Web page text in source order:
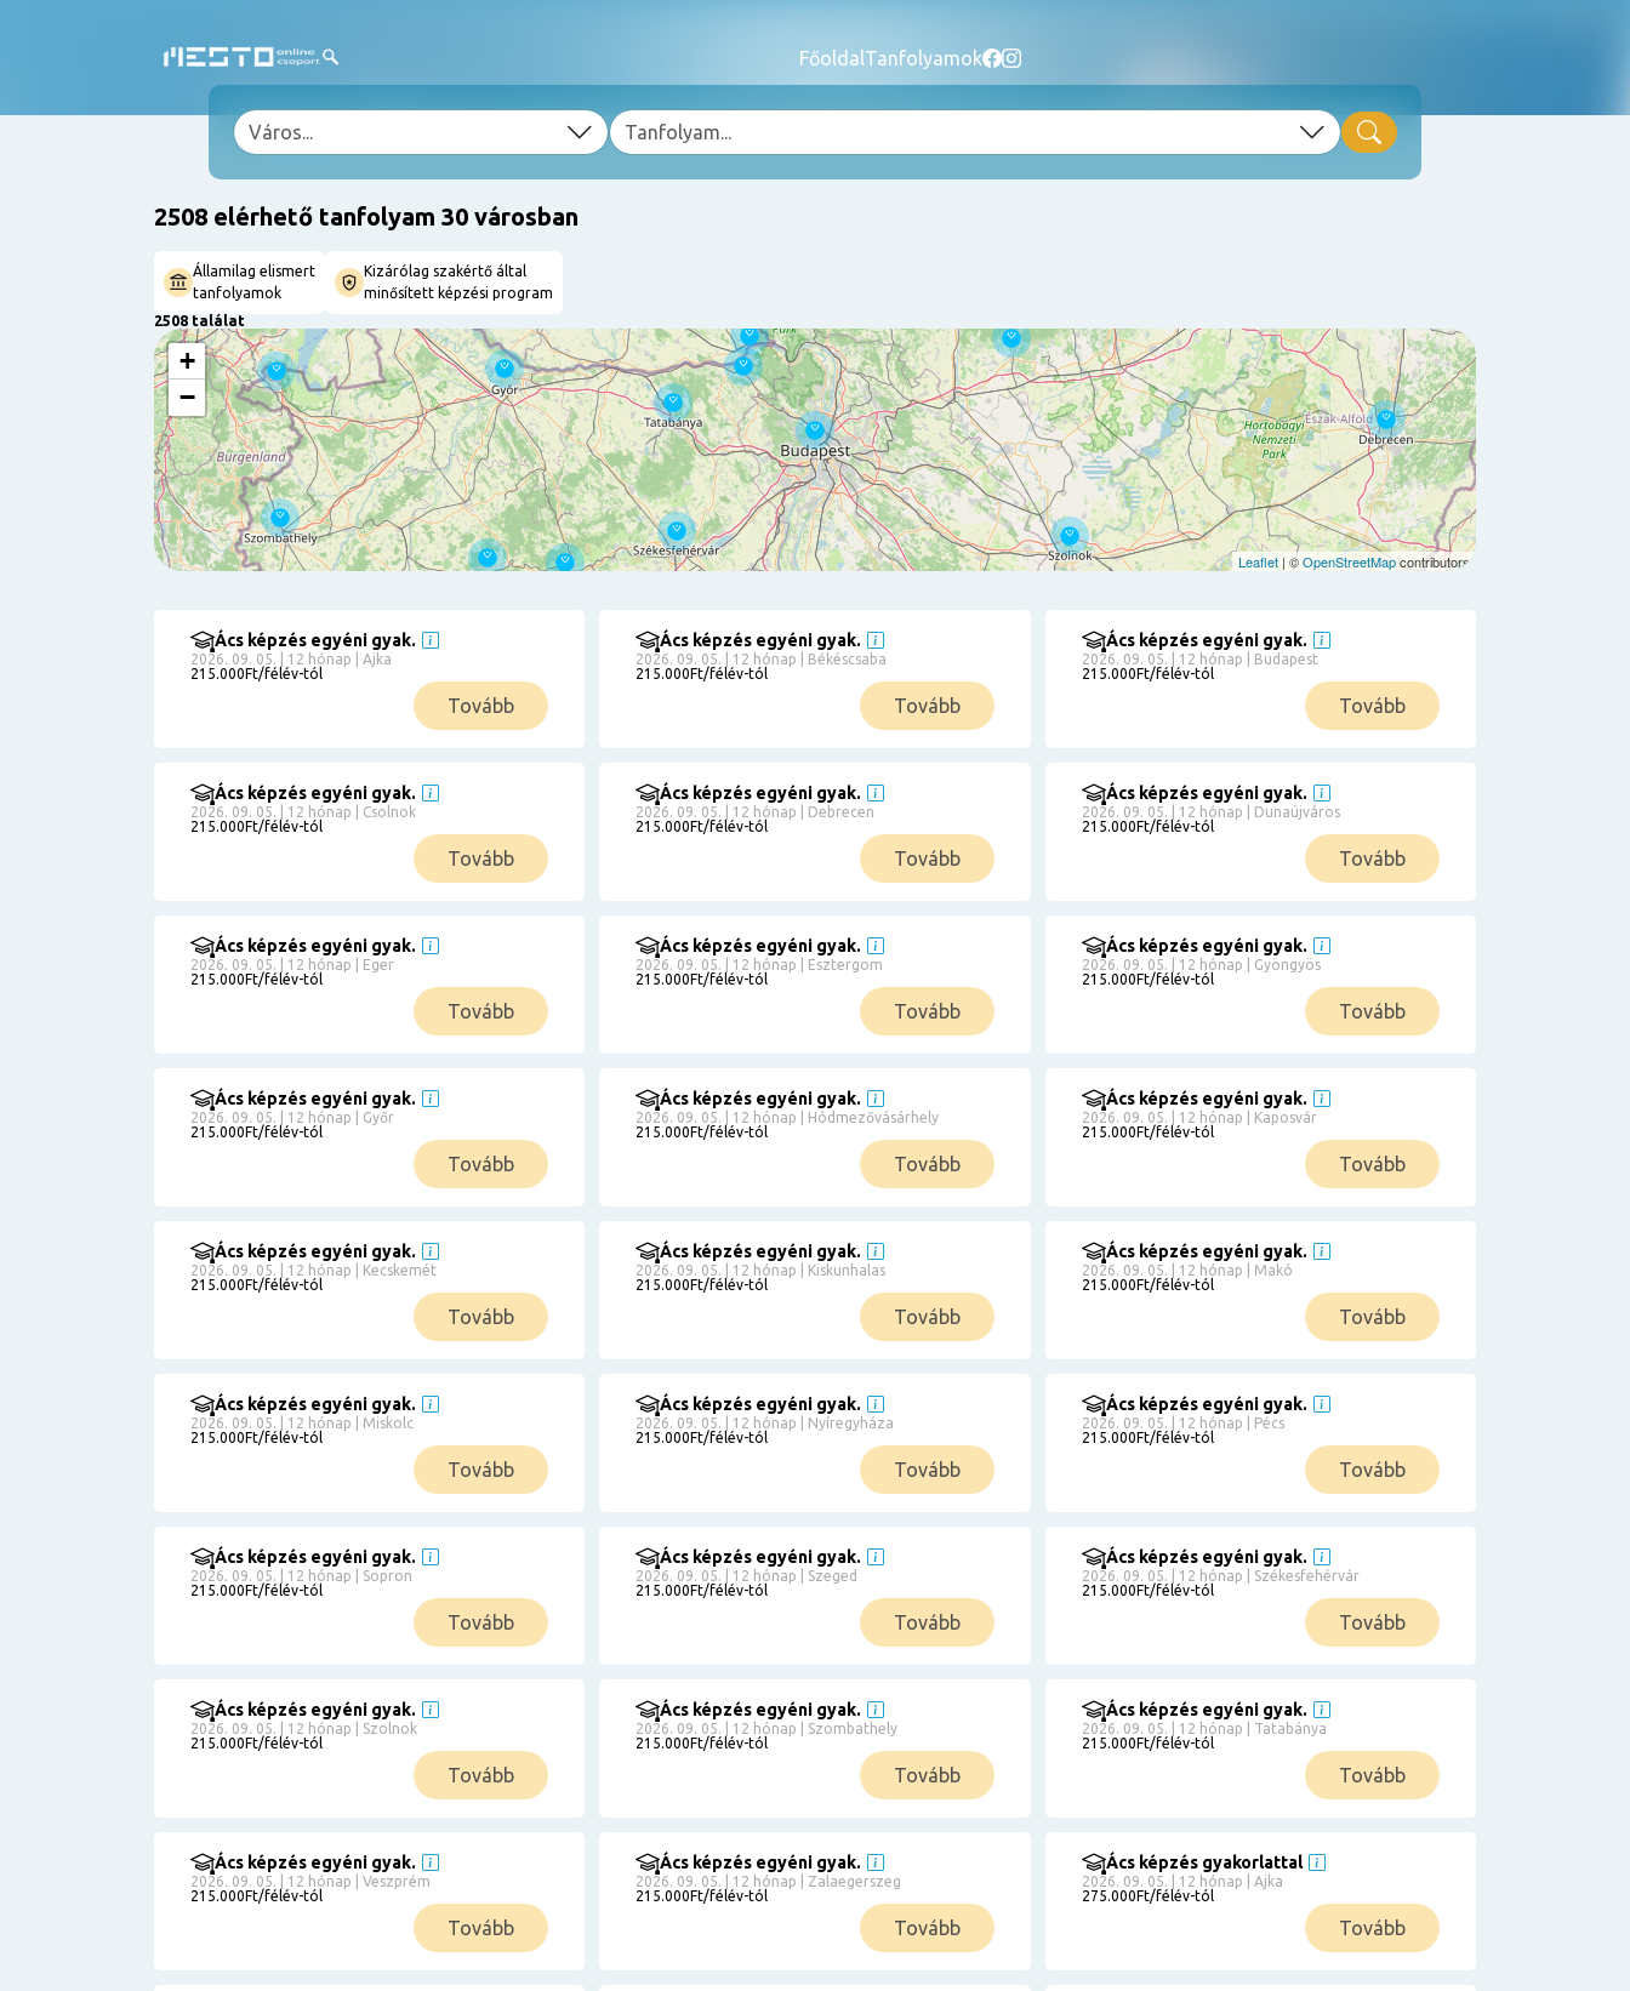
Főoldal Tanfolyamok
2508 elérhető tanfolyam 30 városban
Államilag elismert
tanfolyamok
Kizárólag szakértő által
minősített képzési program
2508 találat
+
−
Leaflet | ©OpenStreetMapcontributors
Szűrés
Érettségi
Részletfizetéssel
Ács képzés egyéni gyak.
2026. 09. 05. | 12 hónap | Ajka
215.000Ft/félév-tól
Tovább
Ács képzés egyéni gyak.
2026. 09. 05. | 12 hónap | Békéscsaba
215.000Ft/félév-tól
Tovább
Ács képzés egyéni gyak.
2026. 09. 05. | 12 hónap | Budapest
215.000Ft/félév-tól
Tovább
Ács képzés egyéni gyak.
2026. 09. 05. | 12 hónap | Csolnok
215.000Ft/félév-tól
Tovább
Ács képzés egyéni gyak.
2026. 09. 05. | 12 hónap | Debrecen
215.000Ft/félév-tól
Tovább
Ács képzés egyéni gyak.
2026. 09. 05. | 12 hónap | Dunaújváros
215.000Ft/félév-tól
Tovább
Ács képzés egyéni gyak.
2026. 09. 05. | 12 hónap | Eger
215.000Ft/félév-tól
Tovább
Ács képzés egyéni gyak.
2026. 09. 05. | 12 hónap | Esztergom
215.000Ft/félév-tól
Tovább
Ács képzés egyéni gyak.
2026. 09. 05. | 12 hónap | Gyöngyös
215.000Ft/félév-tól
Tovább
Ács képzés egyéni gyak.
2026. 09. 05. | 12 hónap | Győr
215.000Ft/félév-tól
Tovább
Ács képzés egyéni gyak.
2026. 09. 05. | 12 hónap | Hódmezővásárhely
215.000Ft/félév-tól
Tovább
Ács képzés egyéni gyak.
2026. 09. 05. | 12 hónap | Kaposvár
215.000Ft/félév-tól
Tovább
Ács képzés egyéni gyak.
2026. 09. 05. | 12 hónap | Kecskemét
215.000Ft/félév-tól
Tovább
Ács képzés egyéni gyak.
2026. 09. 05. | 12 hónap | Kiskunhalas
215.000Ft/félév-tól
Tovább
Ács képzés egyéni gyak.
2026. 09. 05. | 12 hónap | Makó
215.000Ft/félév-tól
Tovább
Ács képzés egyéni gyak.
2026. 09. 05. | 12 hónap | Miskolc
215.000Ft/félév-tól
Tovább
Ács képzés egyéni gyak.
2026. 09. 05. | 12 hónap | Nyíregyháza
215.000Ft/félév-tól
Tovább
Ács képzés egyéni gyak.
2026. 09. 05. | 12 hónap | Pécs
215.000Ft/félév-tól
Tovább
Ács képzés egyéni gyak.
2026. 09. 05. | 12 hónap | Sopron
215.000Ft/félév-tól
Tovább
Ács képzés egyéni gyak.
2026. 09. 05. | 12 hónap | Szeged
215.000Ft/félév-tól
Tovább
Ács képzés egyéni gyak.
2026. 09. 05. | 12 hónap | Székesfehérvár
215.000Ft/félév-tól
Tovább
Ács képzés egyéni gyak.
2026. 09. 05. | 12 hónap | Szolnok
215.000Ft/félév-tól
Tovább
Ács képzés egyéni gyak.
2026. 09. 05. | 12 hónap | Szombathely
215.000Ft/félév-tól
Tovább
Ács képzés egyéni gyak.
2026. 09. 05. | 12 hónap | Tatabánya
215.000Ft/félév-tól
Tovább
Ács képzés egyéni gyak.
2026. 09. 05. | 12 hónap | Veszprém
215.000Ft/félév-tól
Tovább
Ács képzés egyéni gyak.
2026. 09. 05. | 12 hónap | Zalaegerszeg
215.000Ft/félév-tól
Tovább
Ács képzés gyakorlattal
2026. 09. 05. | 12 hónap | Ajka
275.000Ft/félév-tól
Tovább